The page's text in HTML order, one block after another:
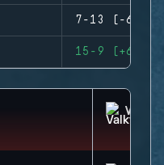
7-13 (-6)
15-9 (+6)